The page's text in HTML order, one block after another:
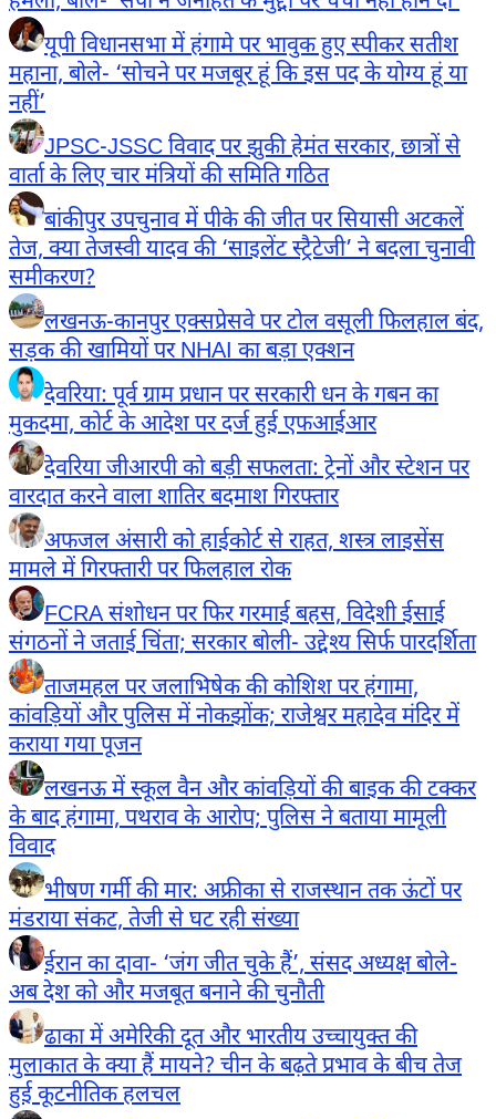
यूपी विधानसभा में हंगामे पर भावुक हुए स्पीकर सतीश
महाना, बोले- ‘सोचने पर मजबूर हूं कि इस पद के योग्य हूं या
नहीं’
JPSC-JSSC विवाद पर झुकी हेमंत सरकार, छात्रों से
वार्ता के लिए चार मंत्रियों की समिति गठित
बांकीपुर उपचुनाव में पीके की जीत पर सियासी अटकलें
तेज, क्या तेजस्वी यादव की ‘साइलेंट स्ट्रैटेजी’ ने बदला चुनावी
समीकरण?
लखनऊ-कानपुर एक्सप्रेसवे पर टोल वसूली फिलहाल बंद,
सड़क की खामियों पर NHAI का बड़ा एक्शन
देवरिया: पूर्व ग्राम प्रधान पर सरकारी धन के गबन का
मुकदमा, कोर्ट के आदेश पर दर्ज हुई एफआईआर
देवरिया जीआरपी को बड़ी सफलता: ट्रेनों और स्टेशन पर
वारदात करने वाला शातिर बदमाश गिरफ्तार
अफजल अंसारी को हाईकोर्ट से राहत, शस्त्र लाइसेंस
मामले में गिरफ्तारी पर फिलहाल रोक
FCRA संशोधन पर फिर गरमाई बहस, विदेशी ईसाई
संगठनों ने जताई चिंता; सरकार बोली- उद्देश्य सिर्फ पारदर्शिता
ताजमहल पर जलाभिषेक की कोशिश पर हंगामा,
कांवड़ियों और पुलिस में नोकझोंक; राजेश्वर महादेव मंदिर में
कराया गया पूजन
लखनऊ में स्कूल वैन और कांवड़ियों की बाइक की टक्कर
के बाद हंगामा, पथराव के आरोप; पुलिस ने बताया मामूली
विवाद
भीषण गर्मी की मार: अफ्रीका से राजस्थान तक ऊंटों पर
मंडराया संकट, तेजी से घट रही संख्या
ईरान का दावा- ‘जंग जीत चुके हैं’, संसद अध्यक्ष बोले-
अब देश को और मजबूत बनाने की चुनौती
ढाका में अमेरिकी दूत और भारतीय उच्चायुक्त की
मुलाकात के क्या हैं मायने? चीन के बढ़ते प्रभाव के बीच तेज
हुई कूटनीतिक हलचल